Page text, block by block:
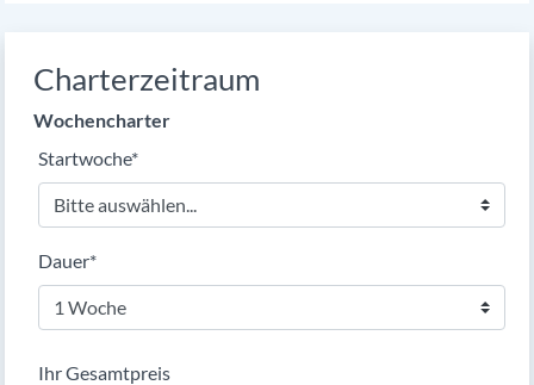
Charterzeitraum
Wochencharter
Pflichtfeld
Startwoche*
Pflichtfeld
Dauer*
Ihr Gesamtpreis